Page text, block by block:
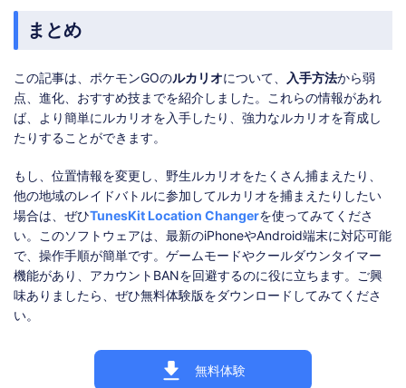
まとめ
この記事は、ポケモンGOのルカリオについて、 入手方法から弱
点、進化、おすすめ技までを紹介しました。これらの情報があれ
ば、より簡単にルカリオを入手したり、強力なルカリオを育成し
たりすることができます。
もし、位置情報を変更し、野生ルカリオをたくさん捕まえたり、
他の地域のレイドバトルに参加してルカリオを捕まえたりしたい
場合は、ぜひTunesKit Location Changerを使ってみてくださ
い。このソフトウェアは、最新のiPhoneやAndroid端末に対応可能
で、操作手順が簡単です。ゲームモードやクールダウンタイマー
機能があり、アカウントBANを回避するのに役に立ちます。ご興
味ありましたら、ぜひ無料体験版をダウンロードしてみてくださ
い。
無料体験